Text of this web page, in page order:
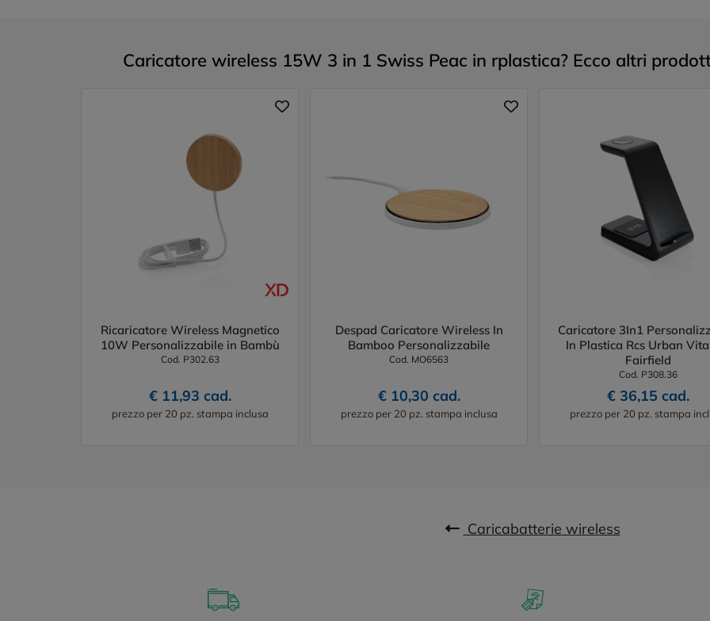
Caricatore wireless 15W 3 in 1 Swiss Peac in rplastica? Ecco altri
Ricaricatore Wireless Magnetico
10W Personalizzabile in Bambù
Cod. P302.63
€ 11,93 cad.
prezzo per 20 pz. stampa inclusa
Despad Caricatore Wireless In
Bamboo Personalizzabile
Cod. MO6563
€ 10,30 cad.
prezzo per 20 pz. stampa inclusa
Caricatore 3In1
In Plastica Rcs Urban
Fairfield
Cod. P308.36
€ 36,15 cad.
prezzo per 20 pz. stampa
Caricabatterie wireless